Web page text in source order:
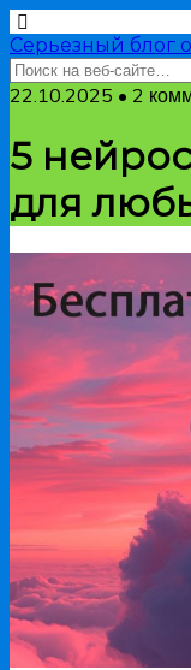
Серьезный блог
22.10.2025 • 2
5
для